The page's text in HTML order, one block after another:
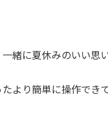
緒に夏休みのいい思
より簡単に操作でき